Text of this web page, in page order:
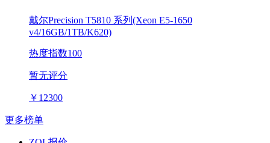
戴尔Precision T5810 系列(Xeon E5-1650
v4/16GB/1TB/K620)
热度指数100
暂无评分
￥ 12300
更多榜单